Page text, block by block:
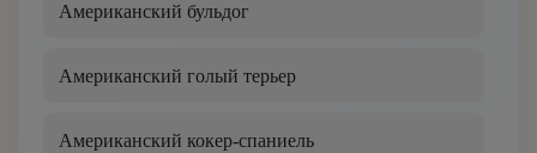
Американский бульдог
Американский голый терьер
Американский кокер-спаниель